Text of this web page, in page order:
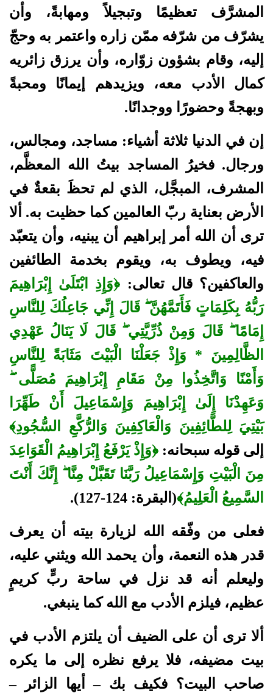
المشرَّف تعظيمًا وتبجيلاً ومهابةً، وأن
يشرّف من شرّفه ممّن زاره واعتمر به وحجّ
إليه، وقام بشؤون زوّاره، وأن يرزق زائريه
كمال الأدب معه، ويزيدهم إيمانًا ومحبةً
وبهجةً وحضورًا ووجدانًا.
إن في الدنيا ثلاثة أشياء: مساجد، ومجالس،
ورجال.فخيرُ المساجد بيتُ الله المعظَّم،
المشرف، المبجَّل، الذي لم تحظَ بقعةٌ في
الأرض بعناية ربّ العالمين كما حظيت به. ألا
ترى أن الله أمر إبراهيم أن يبنيه، وأن يتعبّد
فيه، ويطوف به، ويقوم بخدمة الطائفين
والعاكفين؟ قال تعالى: ﴿وَإِذِ ابْتَلَىٰ إِبْرَاهِيمَ
رَبُّهُ بِكَلِمَاتٍ فَأَتَمَّهُنَّ ۖ قَالَ إِنِّي جَاعِلُكَ لِلنَّاسِ
إِمَامًا ۖ قَالَ وَمِنْ ذُرِّيَّتِي ۖ قَالَ لَا يَنَالُ عَهْدِي
الظَّالِمِينَ * وَإِذْ جَعَلْنَا الْبَيْتَ مَثَابَةً لِلنَّاسِ
وَأَمْنًا وَاتَّخِذُوا مِنْ مَقَامِ إِبْرَاهِيمَ مُصَلًّى ۖ
وَعَهِدْنَا إِلَىٰ إِبْرَاهِيمَ وَإِسْمَاعِيلَ أَنْ طَهِّرَا
بَيْتِيَ لِلطَّائِفِينَ وَالْعَاكِفِينَ وَالرُّكَّعِ السُّجُودِ﴾
إلى قوله سبحانه: ﴿وَإِذْ يَرْفَعُ إِبْرَاهِيمُ الْقَوَاعِدَ
مِنَ الْبَيْتِ وَإِسْمَاعِيلُ رَبَّنَا تَقَبَّلْ مِنَّا ۖ إِنَّكَ أَنْتَ
السَّمِيعُ الْعَلِيمُ﴾(البقرة: 124-127).
فعلى من وفّقه الله لزيارة بيته أن يعرف
قدر هذه النعمة، وأن يحمد الله ويثني عليه،
وليعلم أنه قد نزل في ساحة ربٍّ كريمٍ
عظيم، فيلزم الأدب مع الله كما ينبغي.
ألا ترى أن على الضيف أن يلتزم الأدب في
بيت مضيفه، فلا يرفع نظره إلى ما يكره
صاحب البيت؟ فكيف بك – أيها الزائر –